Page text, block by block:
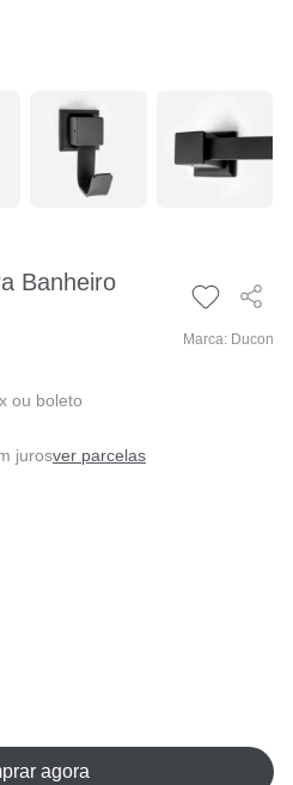
Banheiro
Marca: Ducon
ou boleto
jurosver parcelas
agora